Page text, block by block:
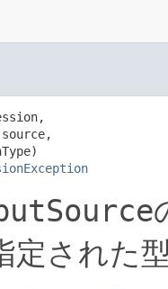
source,
定された